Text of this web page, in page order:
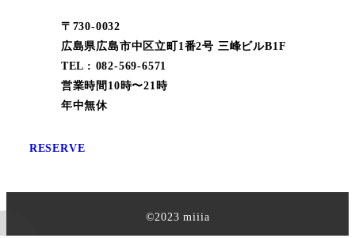
〒730-0032
広島県広島市中区立町1番2号 三峰ビルB1F
TEL : 082-569-6571
営業時間10時〜21時
年中無休
RESERVE
©︎2023 miiia